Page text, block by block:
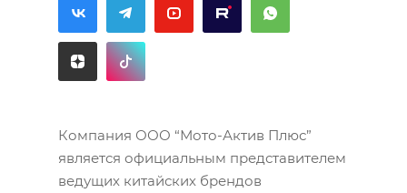
Компания ООО “Мото-Актив Плюс”
является официальным представителем
ведущих китайских брендов